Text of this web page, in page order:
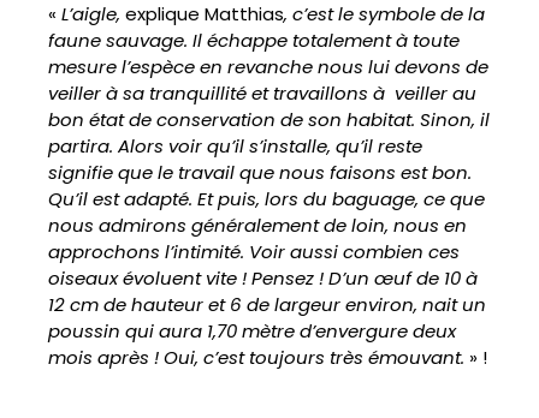
« L’aigle, explique Matthias, c’est le symbole de la
faune sauvage. Il échappe totalement à toute
mesure l’espèce en revanche nous lui devons de
veiller à sa tranquillité et travaillons à veiller au
bon état de conservation de son habitat. Sinon, il
partira. Alors voir qu’il s’installe, qu’il reste
signifie que le travail que nous faisons est bon.
Qu’il est adapté. Et puis, lors du baguage, ce que
nous admirons généralement de loin, nous en
approchons l’intimité. Voir aussi combien ces
oiseaux évoluent vite ! Pensez ! D’un œuf de 10 à
12 cm de hauteur et 6 de largeur environ, nait un
poussin qui aura 1,70 mètre d’envergure deux
mois après ! Oui, c’est toujours très émouvant. » !